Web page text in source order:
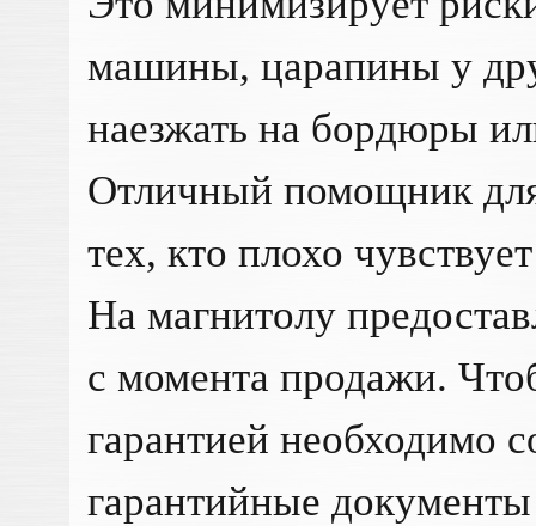
машины, царапины у
наезжать на бордюры
Отличный помощник
тех, кто плохо
На магнитолу
с момента продажи.
гарантией необходимо
гарантийные